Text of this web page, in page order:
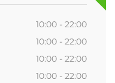
10:00 - 22:00
10:00 - 22:00
10:00 - 22:00
10:00 - 22:00